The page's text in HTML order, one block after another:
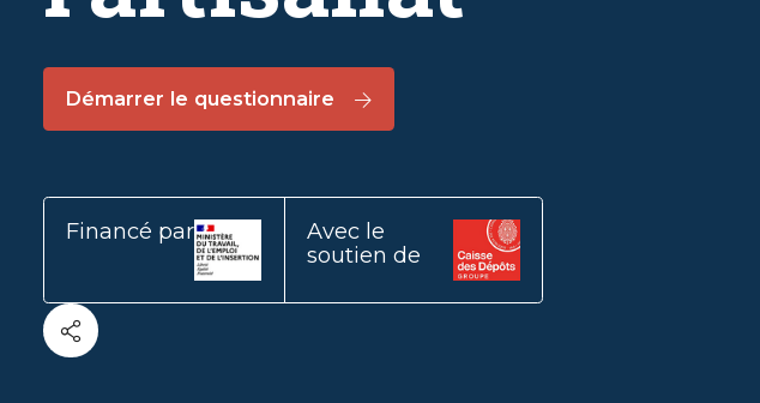
Démarrer le questionnaire
Financé parFichier
source
Avec le
soutien de
Fichier
source